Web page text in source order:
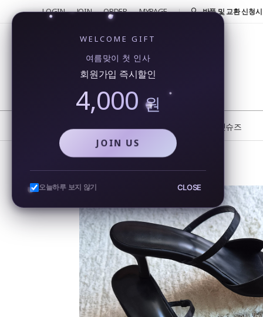
LOGIN JOIN ORDER MYPAGE
반품 및 교환 신청
반품 및 교환 신청
NEW BEST 플랫슈즈
슬리퍼힐 5cm 새틴 스트랩 뮬 샌들 미들굽 발편한 여름 슬리퍼
WELCOME GIFT
여름맞이 첫 인사
회원가입 즉시할인
4,000 원
JOIN US
오늘하루 보지 않기 CLOSE